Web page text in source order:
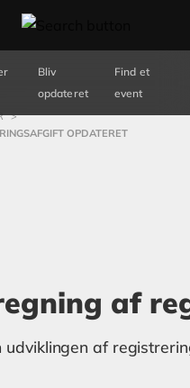
Bliv
opdateret
Find et
event
>
OPDATERET
af
af